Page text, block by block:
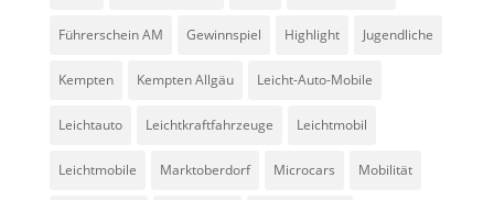
Führerschein AM Gewinnspiel Highlight Jugendliche
Kempten Kempten Allgäu Leicht-Auto-Mobile
Leichtauto Leichtkraftfahrzeuge Leichtmobil
Leichtmobile Marktoberdorf Microcars Mobilität